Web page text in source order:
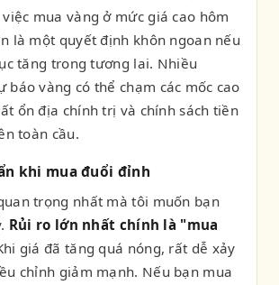
mua vàng ở mức giá cao hôm
là một quyết định khôn ngoan nếu
tăng trong tương lai. Nhiều
báo vàng có thể chạm các mốc cao
ổn địa chính trị và chính sách tiền
toàn cầu.
khi mua đuổi đỉnh
trọng nhất mà tôi muốn bạn
Rủi ro lớn nhất chính là "mua
giá đã tăng quá nóng, rất dễ xảy
chỉnh giảm mạnh. Nếu bạn mua